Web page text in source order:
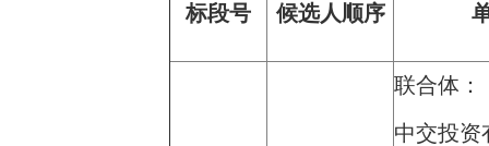
标段号 候选人顺序
联合体：
中交投资